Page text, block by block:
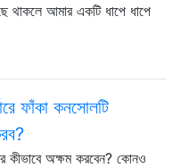
থাকলে আমার একটি ধাপে ধাপে
ফাঁকা কনসোলটি
কীভাবে অক্ষম করবেন? কোনও